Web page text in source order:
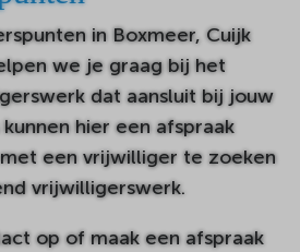
in Boxmeer, Cuijk
we je graag bij het
dat aansluit bij jouw
hier een afspraak
een vrijwilliger te zoeken
vrijwilligerswerk.
op of maak een afspraak